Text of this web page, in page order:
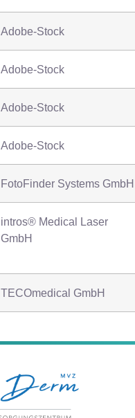
Adobe-Stock
Adobe-Stock
Adobe-Stock
Adobe-Stock
FotoFinder Systems GmbH
intros® Medical Laser
GmbH
TECOmedical GmbH